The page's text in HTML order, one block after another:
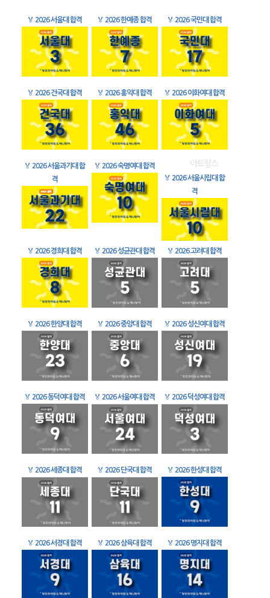
🏅 2026 서울대 합격 🏅 2026 한예종 합격 🏅 2026 국민대 합격
🏅 2026 건국대 합격 🏅 2026 홍익대 합격 🏅 2026 이화여대 합격
🏅 2026 서울과기대 합
격
🏅 2026 숙명여대 합격
🏅 2026 서울시립대 합
격
🏅 2026 경희대 합격 🏅 2026 성균관대 합격 🏅 2026 고려대 합격
🏅 2026 한양대 합격 🏅 2026 중앙대 합격 🏅 2026 성신여대 합격
🏅 2026 동덕여대 합격 🏅 2026 서울여대 합격 🏅 2026 덕성여대 합격
🏅 2026 세종대 합격 🏅 2026 단국대 합격 🏅 2026 한성대 합격
🏅 2026 서경대 합격 🏅 2026 삼육대 합격 🏅 2026 명지대 합격